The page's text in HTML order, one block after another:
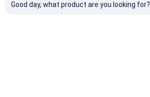
Good day, what product are you looking for?